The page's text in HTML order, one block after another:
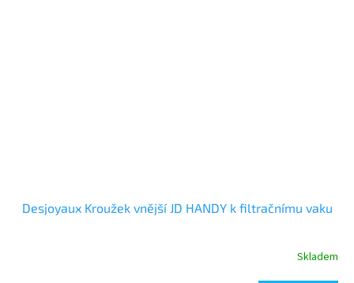
Desjoyaux Kroužek vnější JD HANDY k filtračnímu vaku
Skladem